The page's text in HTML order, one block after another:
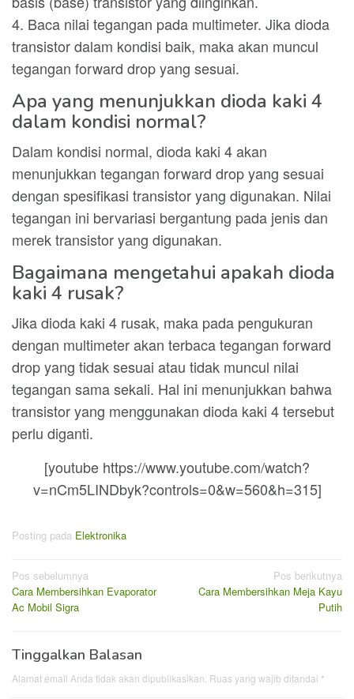
4. Baca nilai tegangan pada multimeter. Jika dioda
transistor dalam kondisi baik, maka akan muncul
tegangan forward drop yang sesuai.
Apa yang menunjukkan dioda kaki 4
dalam kondisi normal?
Dalam kondisi normal, dioda kaki 4 akan
menunjukkan tegangan forward drop yang sesuai
dengan spesifikasi transistor yang digunakan. Nilai
tegangan ini bervariasi bergantung pada jenis dan
merek transistor yang digunakan.
Bagaimana mengetahui apakah dioda
kaki 4 rusak?
Jika dioda kaki 4 rusak, maka pada pengukuran
dengan multimeter akan terbaca tegangan forward
drop yang tidak sesuai atau tidak muncul nilai
tegangan sama sekali. Hal ini menunjukkan bahwa
transistor yang menggunakan dioda kaki 4 tersebut
perlu diganti.
[youtube https://www.youtube.com/watch?
v=nCm5LINDbyk?controls=0&w=560&h=315]
Posting pada Elektronika
Navigasi
pos
Pos sebelumnya
Cara Membersihkan Evaporator
Ac Mobil Sigra
Pos berikutnya
Cara Membersihkan Meja Kayu
Putih
Tinggalkan Balasan
Alamat email Anda tidak akan dipublikasikan. Ruas yang wajib ditandai *